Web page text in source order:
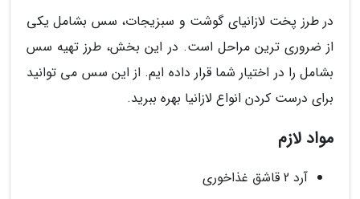
در طرز پخت لازانیای گوشت و سبزیجات، سس بشامل یکی
از ضروری ترین مراحل است. در این بخش، طرز تهیه سس
بشامل را در اختیار شما قرار داده ایم. از این سس می توانید
برای درست کردن انواع لازانیا بهره ببرید.
مواد لازم
آرد 2 قاشق غذاخوری